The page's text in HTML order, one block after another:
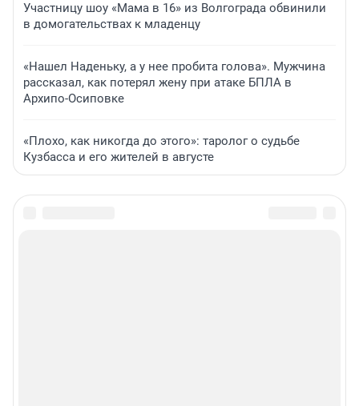
Участницу шоу «Мама в 16» из Волгограда обвинили
в домогательствах к младенцу
«Нашел Наденьку, а у нее пробита голова». Мужчина
рассказал, как потерял жену при атаке БПЛА в
Архипо-Осиповке
«Плохо, как никогда до этого»: таролог о судьбе
Кузбасса и его жителей в августе